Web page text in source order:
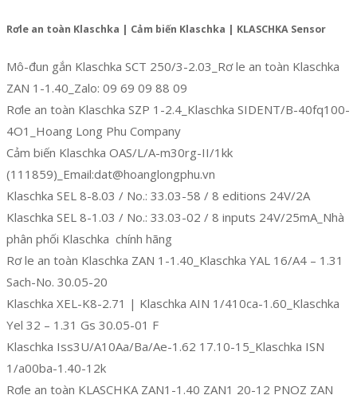
Rơle an toàn Klaschka | Cảm biến Klaschka | KLASCHKA Sensor
Mô-đun gắn Klaschka SCT 250/3-2.03_Rơ le an toàn Klaschka
ZAN 1-1.40_Zalo: 09 69 09 88 09
Rơle an toàn Klaschka SZP 1-2.4_Klaschka SIDENT/B-40fq100-
4O1_Hoang Long Phu Company
Cảm biến Klaschka OAS/L/A-m30rg-II/1kk
(111859)_Email:dat@hoanglongphu.vn
Klaschka SEL 8-8.03 / No.: 33.03-58 / 8 editions 24V/2A
Klaschka SEL 8-1.03 / No.: 33.03-02 / 8 inputs 24V/25mA_Nhà
phân phối Klaschka chính hãng
Rơ le an toàn Klaschka ZAN 1-1.40_Klaschka YAL 16/A4 – 1.31
Sach-No. 30.05-20
Klaschka XEL-K8-2.71 | Klaschka AIN 1/410ca-1.60_Klaschka
Yel 32 – 1.31 Gs 30.05-01 F
Klaschka Iss3U/A10Aa/Ba/Ae-1.62 17.10-15_Klaschka ISN
1/a00ba-1.40-12k
Rơle an toàn KLASCHKA ZAN1-1.40 ZAN1 20-12 PNOZ ZAN